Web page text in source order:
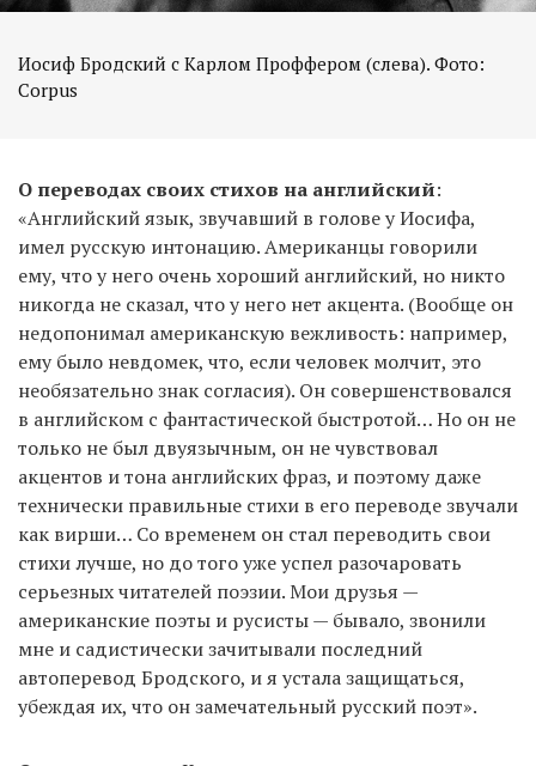
Иосиф Бродский с Карлом Проффером (слева). Фото:
Corpus
О переводах своих стихов на английский:
«Английский язык, звучавший в голове у Иосифа,
имел русскую интонацию. Американцы говорили
ему, что у него очень хороший английский, но никто
никогда не сказал, что у него нет акцента. (Вообще он
недопонимал американскую вежливость: например,
ему было невдомек, что, если человек молчит, это
необязательно знак согласия). Он совершенствовался
в английском с фантастической быстротой… Но он не
только не был двуязычным, он не чувствовал
акцентов и тона английских фраз, и поэтому даже
технически правильные стихи в его переводе звучали
как вирши… Со временем он стал переводить свои
стихи лучше, но до того уже успел разочаровать
серьезных читателей поэзии. Мои друзья —
американские поэты и русисты — бывало, звонили
мне и садистически зачитывали последний
автоперевод Бродского, и я устала защищаться,
убеждая их, что он замечательный русский поэт».